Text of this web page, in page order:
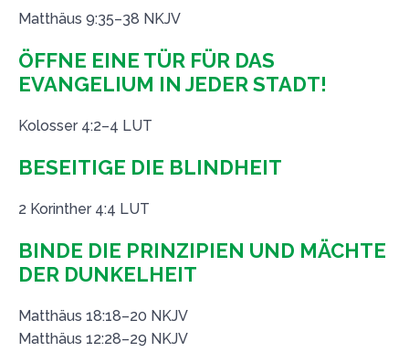
Matthäus 9:35–38 NKJV
ÖFFNE EINE TÜR FÜR DAS
EVANGELIUM IN JEDER STADT!
Kolosser 4:2–4 LUT
BESEITIGE DIE BLINDHEIT
2 Korinther 4:4 LUT
BINDE DIE PRINZIPIEN UND MÄCHTE
DER DUNKELHEIT
Matthäus 18:18–20 NKJV
Matthäus 12:28–29 NKJV